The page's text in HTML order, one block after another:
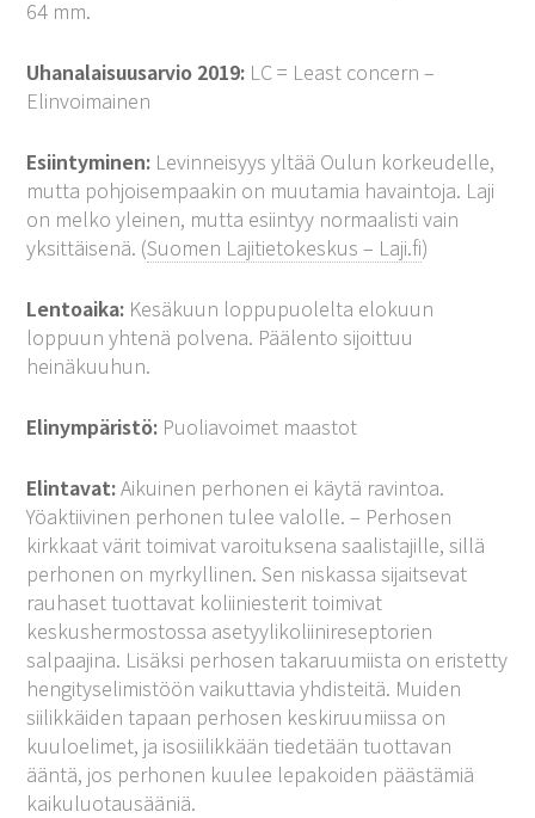
64 mm.
Uhanalaisuusarvio 2019: LC = Least concern –
Elinvoimainen
Esiintyminen: Levinneisyys yltää Oulun korkeudelle,
mutta pohjoisempaakin on muutamia havaintoja. Laji
on melko yleinen, mutta esiintyy normaalisti vain
yksittäisenä. (Suomen Lajitietokeskus – Laji.fi)
Lentoaika: Kesäkuun loppupuolelta elokuun
loppuun yhtenä polvena. Päälento sijoittuu
heinäkuuhun.
Elinympäristö: Puoliavoimet maastot
Elintavat:Aikuinen perhonen ei käytä ravintoa.
Yöaktiivinen perhonen tulee valolle. – Perhosen
kirkkaat värit toimivat varoituksena saalistajille, sillä
perhonen on myrkyllinen. Sen niskassa sijaitsevat
rauhaset tuottavat koliiniesterit toimivat
keskushermostossa asetyylikoliinireseptorien
salpaajina. Lisäksi perhosen takaruumiista on eristetty
hengityselimistöön vaikuttavia yhdisteitä. Muiden
siilikkäiden tapaan perhosen keskiruumiissa on
kuuloelimet, ja isosiilikkään tiedetään tuottavan
ääntä, jos perhonen kuulee lepakoiden päästämiä
kaikuluotausääniä.